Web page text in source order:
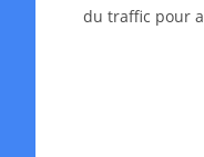
du traffic pour